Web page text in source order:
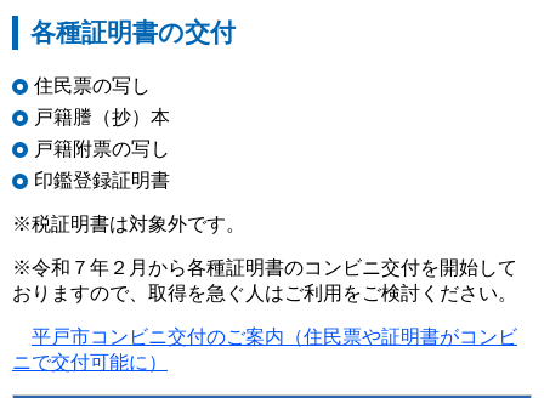
各種証明書の交付
住民票の写し
戸籍謄（抄）本
戸籍附票の写し
印鑑登録証明書
※税証明書は対象外です。
※令和７年２月から各種証明書のコンビニ交付を開始して
おりますので、取得を急ぐ人はご利用をご検討ください。
平戸市コンビニ交付のご案内（住民票や証明書がコンビ
ニで交付可能に）